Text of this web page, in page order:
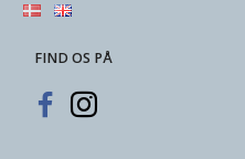
FIND OS PÅ